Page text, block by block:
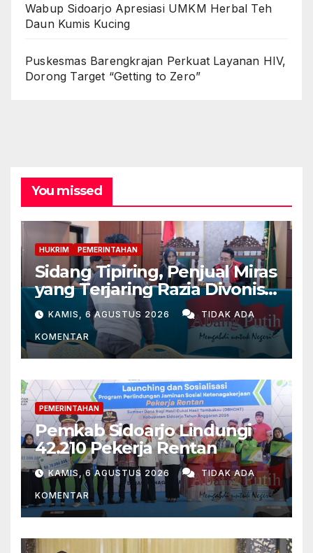
Wabup Sidoarjo Apresiasi UMKM Herbal Teh
Daun Kumis Kucing
Puskesmas Barengkrajan Perkuat Layanan HIV,
Dorong Target “Getting to Zero”
You missed
HUKRIM PEMERINTAHAN
Sidang Tipiring, Penjual Miras
yang Terjaring Razia Divonis
Bersalah
KAMIS, 6 AGUSTUS 2026 TIDAK ADA
KOMENTAR
PEMERINTAHAN
Pemkab Sidoarjo Lindungi
42.210 Pekerja Rentan
Dengan BPJS
Ketenagakerjaan
KAMIS, 6 AGUSTUS 2026 TIDAK ADA
KOMENTAR